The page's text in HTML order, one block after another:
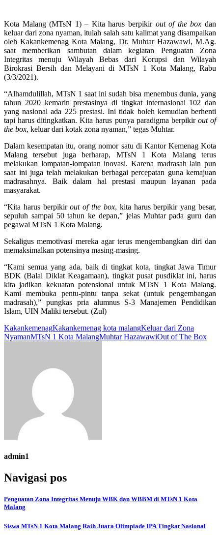
Kota Malang (MTsN 1) – Kita harus berpikir out of the box dan
keluar dari zona nyaman, itulah salah satu kalimat yang disampaikan
oleh Kakankemenag Kota Malang, Dr. Muhtar Hazawawi, M.Ag.
saat memberikan sambutan dalam kegiatan Penguatan Zona
Integritas menuju Wilayah Bebas dari Korupsi dan Wilayah
Birokrasi Bersih dan Melayani di MTsN 1 Kota Malang, Rabu
(3/3/2021).
“Alhamdulillah, MTsN 1 saat ini sudah bisa menembus dunia, yang
tahun 2020 kemarin prestasinya di tingkat internasional 102 dan
yang nasional ada 225 prestasi. Ini tidak boleh kemudian berhenti
tapi harus ditingkatkan. Kita harus punya paradigma berpikir out of
the box, keluar dari kotak zona nyaman,” tegas Muhtar.
Dalam kesempatan itu, orang nomor satu di Kantor Kemenag Kota
Malang tersebut juga berharap, MTsN 1 Kota Malang terus
melakukan lompatan-lompatan inovasi. Karena madrasah lain pun
saat ini juga telah melakukan berbagai percepatan guna kemajuan
madrasahnya. Baik dalam hal prestasi maupun layanan pada
masyarakat.
“Kita harus berpikirout of the box, kita harus berpikir yang besar,
sepuluh sampai 50 tahun ke depan,” jelas Muhtar pada guru dan
pegawai MTsN 1 Kota Malang.
Sekaligus memotivasi mereka agar terus mengembangkan diri dan
memaksimalkan potensinya masing-masing.
“Kami semua yang ada, baik di tingkat kota, tingkat Jawa Timur
BDK (Balai Diklat Keagamaan), tingkat pusat pusdiklat ini, harus
kita jadikan kekuatan potensional untuk MTsN 1 Kota Malang.
Kami membuka pentu-pintu tanpa sekat (untuk pengembangan
madrasah),” pungkas pria alumnus S-3 Manajemen Pendidikan
Islam, UIN Maliki tersebut. (Zul)
KakankemenagKakankemenag kota malangKeluar dari Zona
NyamanMTsN 1 Kota MalangMuhtar HazawawiOut of The Box
admin1
Navigasi pos
Penguatan Zona Integritas Menuju WBK dan WBBM di MTsN 1 Kota
Malang
Siswa MTsN 1 Kota Malang Raih Juara Olimpiade IPA Tingkat Nasional